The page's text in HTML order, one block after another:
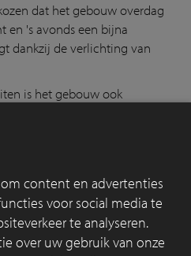
dat het gebouw overdag
en 's avonds een bijna
dankzij de verlichting van
is het gebouw ook
om twee extra
en adaptief aan
Deze duurzaamheid
ontwerp. Het dak is namelijk
van zonnepanelen,
content en advertenties
voor social media te
te analyseren.
over uw gebruik van onze